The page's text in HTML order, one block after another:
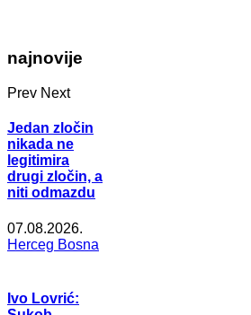
najnovije
Prev Next
Jedan zločin
nikada ne
legitimira
drugi zločin, a
niti odmazdu
07.08.2026.
Herceg Bosna
Ivo Lovrić: